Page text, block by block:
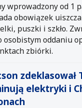
wprowadzony od 1
obowiązek
puszki i szkło.
osobistym oddaniu
zbiórki.
zdeklasował
elektryki i